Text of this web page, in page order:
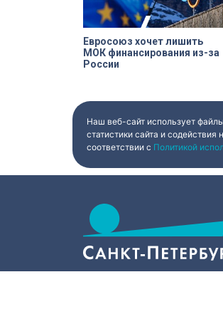
Евросоюз хочет лишить
МОК финансирования из-за
России
Наш веб-сайт использует
статистики сайта и
соответствии с Политикой